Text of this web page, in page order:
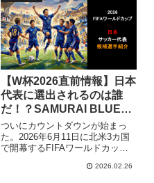
ました。初日には60万人もの人
がサイト上で購入を待ってお...
【W杯2026直前情報】日本
代表に選出されるのは誰
だ！？SAMURAI BLUEの
全ポジション徹底分析
ついにカウントダウンが始まっ
た。2026年6月11日に北米3カ国
で開幕するFIFAワールドカップ
表）はグループFに入り、オラン
2026.02.26